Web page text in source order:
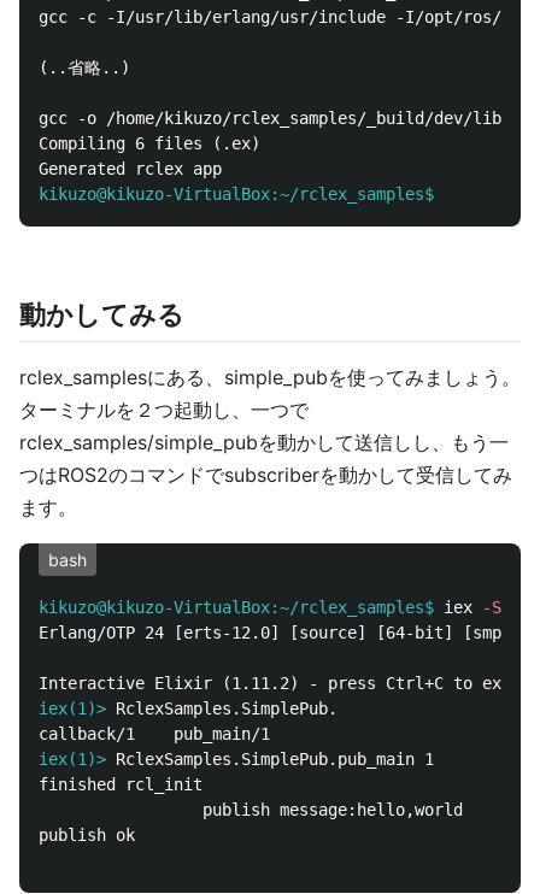
gcc -c -I/usr/lib/erlang/usr/include -I/opt/ros/foxy/
(..省略..)
gcc -o /home/kikuzo/rclex_samples/_build/dev/
Compiling 6 files (.ex)
kikuzo@kikuzo-VirtualBox:~/rclex_samples$
動かしてみる
rclex_samplesにある、simple_pubを使ってみましょう。
ターミナルを２つ起動し、一つで
rclex_samples/simple_pubを動かして送信しし、もう一
つはROS2のコマンドでsubscriberを動かして受信してみ
ます。
bash
kikuzo@kikuzo-VirtualBox:~/rclex_samples$ iex
-S
Erlang/OTP 24 [erts-12.0] [source] [64-bit]
iex(1)>
iex(1)>
finished rcl_init
                 publish message:hello,world
publish ok